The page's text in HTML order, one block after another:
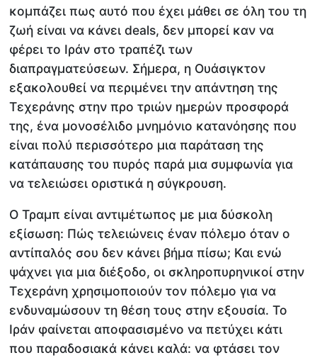
κομπάζει πως αυτό που έχει μάθει σε όλη του τη
ζωή είναι να κάνει deals, δεν μπορεί καν να
φέρει το Ιράν στο τραπέζι των
διαπραγματεύσεων. Σήμερα, η Ουάσιγκτον
εξακολουθεί να περιμένει την απάντηση της
Τεχεράνης στην προ τριών ημερών προσφορά
της, ένα μονοσέλιδο μνημόνιο κατανόησης που
είναι πολύ περισσότερο μια παράταση της
κατάπαυσης του πυρός παρά μια συμφωνία για
να τελειώσει οριστικά η σύγκρουση.
Ο Τραμπ είναι αντιμέτωπος με μια δύσκολη
εξίσωση: Πώς τελειώνεις έναν πόλεμο όταν ο
αντίπαλός σου δεν κάνει βήμα πίσω; Και ενώ
ψάχνει για μια διέξοδο, οι σκληροπυρηνικοί στην
Τεχεράνη χρησιμοποιούν τον πόλεμο για να
ενδυναμώσουν τη θέση τους στην εξουσία. Το
Ιράν φαίνεται αποφασισμένο να πετύχει κάτι
που παραδοσιακά κάνει καλά: να φτάσει τον